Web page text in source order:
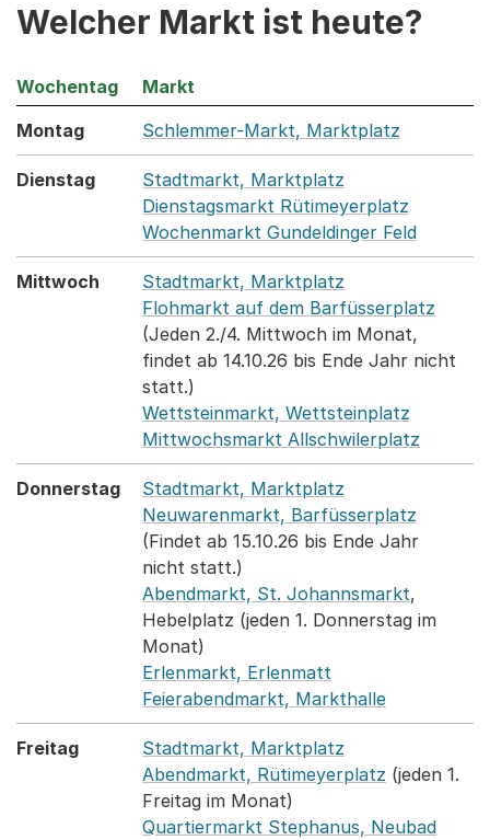
Welcher Markt ist heute?
Wochentag
Markt
Montag
Schlemmer-Markt, Marktplatz
Dienstag
Stadtmarkt, Marktplatz
Dienstagsmarkt Rütimeyerplatz
Wochenmarkt Gundeldinger Feld
Mittwoch
Stadtmarkt, Marktplatz
Flohmarkt auf dem Barfüsserplatz
(Jeden 2./4. Mittwoch im Monat,
findet ab 14.10.26 bis Ende Jahr nicht
statt.)
Wettsteinmarkt, Wettsteinplatz
Mittwochsmarkt Allschwilerplatz
Donnerstag
Stadtmarkt, Marktplatz
Neuwarenmarkt, Barfüsserplatz
(Findet ab 15.10.26 bis Ende Jahr
nicht statt.)
Abendmarkt, St. Johannsmarkt,
Hebelplatz (jeden 1. Donnerstag im
Monat)
Erlenmarkt, Erlenmatt
Feierabendmarkt, Markthalle
Freitag
Stadtmarkt, Marktplatz
Abendmarkt, Rütimeyerplatz (jeden 1.
Freitag im Monat)
Quartiermarkt Stephanus, Neubad